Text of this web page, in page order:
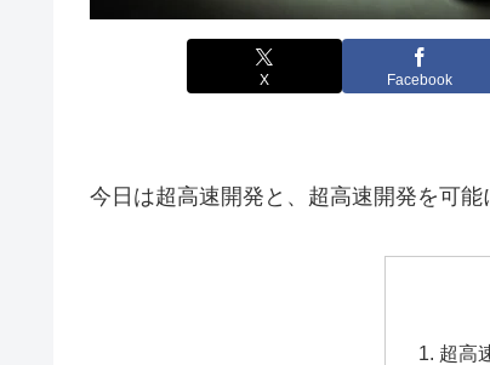
X Facebook
今日は超高速開発と、超高速開発を可
超高